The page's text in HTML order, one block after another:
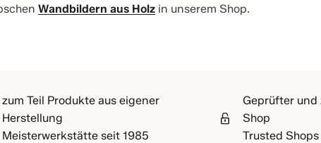
Wandbildern aus Holzin unserem Shop.
zum Teil Produkte aus eigener
Herstellung
Meisterwerkstätte seit 1985
Geprüfter
Shop
Trusted